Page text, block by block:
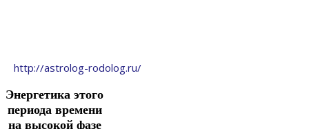
http://astrolog-rodolog.ru/
Энергетика этого
периода времени
на высокой фазе